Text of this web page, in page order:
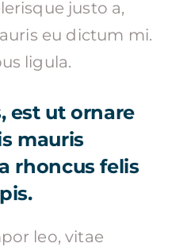
justo a,
eu dictum mi.
ligula.
est ut ornare
mauris
rhoncus felis
leo, vitae